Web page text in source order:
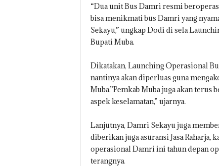
“Dua unit Bus Damri resmi
bisa menikmati bus Damri yang
Sekayu,” ungkap Dodi di sela
Bupati Muba.
Dikatakan, Launching Operasional
nantinya akan diperluas guna
Muba.”Pemkab Muba juga akan
aspek keselamatan,” ujarnya.
Lanjutnya, Damri Sekayu juga
diberikan juga asuransi Jasa Raharja,
operasional Damri ini tahun depan
terangnya.